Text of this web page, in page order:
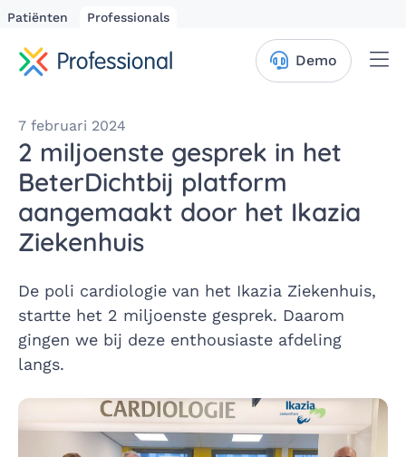
Patiënten Professionals
Demo
7 februari 2024
2 miljoenste gesprek in het
BeterDichtbij platform
aangemaakt door het Ikazia
Ziekenhuis
De poli cardiologie van het Ikazia Ziekenhuis,
startte het 2 miljoenste gesprek. Daarom
gingen we bij deze enthousiaste afdeling
langs.